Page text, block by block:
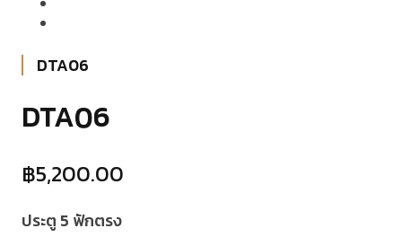
DTA06
DTA06
฿5,200.00
ประตู 5 ฟักตรง